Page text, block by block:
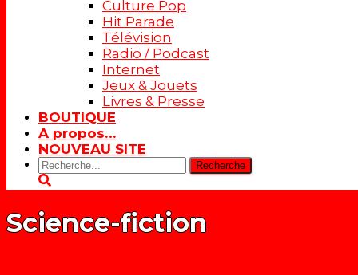
Culture Pop
Hit Parade
Télévision
Radio / Podcast
Internet
Jeux & Jouets
Livres & Presse
BOUTIQUE
A propos…
NOUVEAU SITE
Rechercher:
Science-fiction